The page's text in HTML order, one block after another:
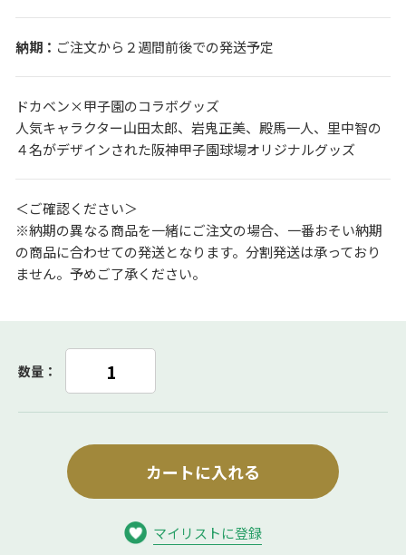
ご注文から２週間前後での発送予定
ドカベン×甲子園のコラボグッズ
人気キャラクター山田太郎、岩鬼正美、殿馬一人、里中智の
４名がデザインされた阪神甲子園球場オリジナルグッズ
＜ご確認ください＞
※納期の異なる商品を一緒にご注文の場合、一番おそい納期
の商品に合わせての発送となります。分割発送は承っており
ません。予めご了承ください。
数量：
カートに入れる
マイリストに登録